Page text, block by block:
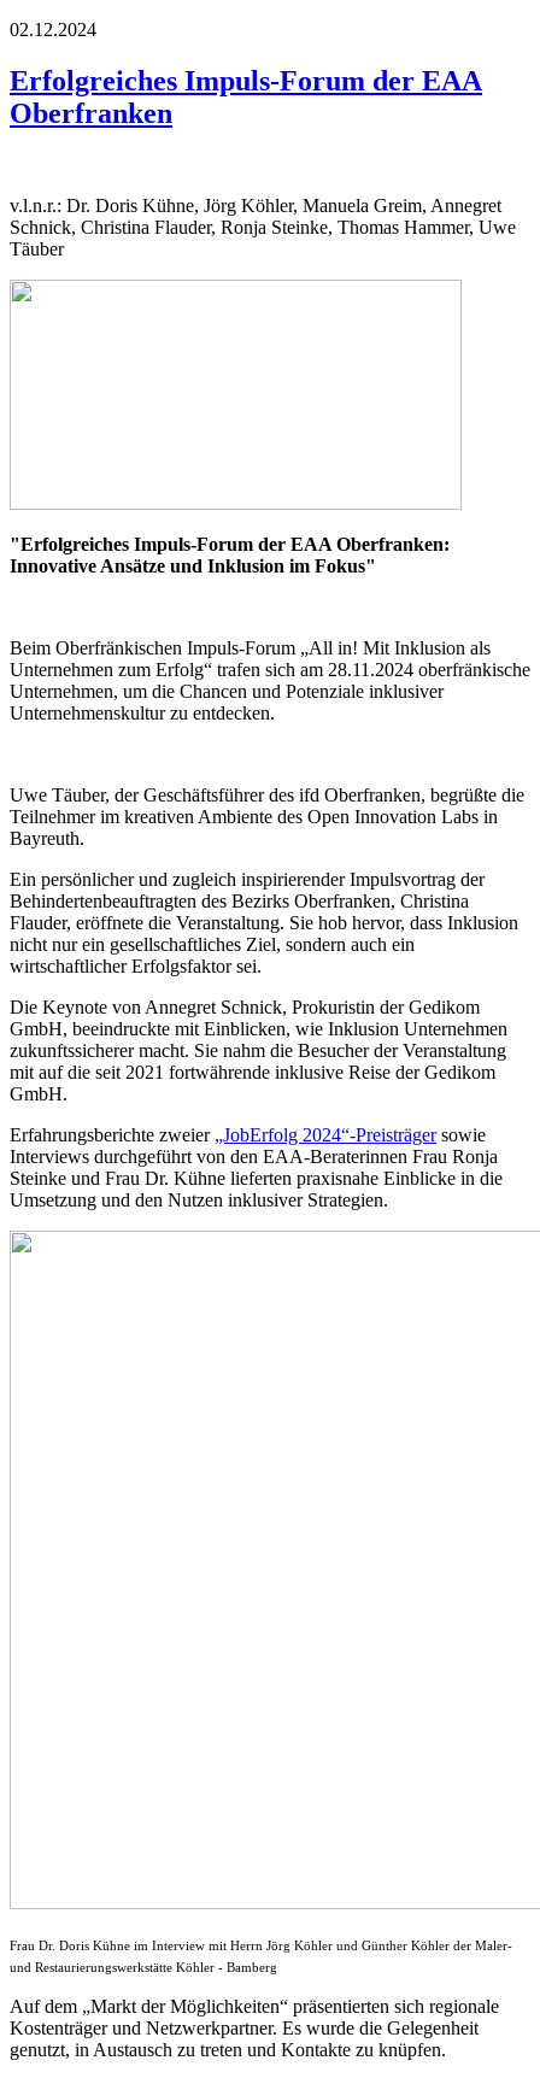
02.12.2024
Erfolgreiches Impuls-Forum der EAA
Oberfranken
v.l.n.r.: Dr. Doris Kühne, Jörg Köhler, Manuela Greim, Annegret
Schnick, Christina Flauder, Ronja Steinke, Thomas Hammer, Uwe
Täuber
"Erfolgreiches Impuls-Forum der EAA Oberfranken:
Innovative Ansätze und Inklusion im Fokus"
Beim Oberfränkischen Impuls-Forum „All in! Mit Inklusion als
Unternehmen zum Erfolg“ trafen sich am 28.11.2024 oberfränkische
Unternehmen, um die Chancen und Potenziale inklusiver
Unternehmenskultur zu entdecken.
Uwe Täuber, der Geschäftsführer des ifd Oberfranken, begrüßte die
Teilnehmer im kreativen Ambiente des Open Innovation Labs in
Bayreuth.
Ein persönlicher und zugleich inspirierender Impulsvortrag der
Behindertenbeauftragten des Bezirks Oberfranken, Christina
Flauder, eröffnete die Veranstaltung. Sie hob hervor, dass Inklusion
nicht nur ein gesellschaftliches Ziel, sondern auch ein
wirtschaftlicher Erfolgsfaktor sei.
Die Keynote von Annegret Schnick, Prokuristin der Gedikom
GmbH, beeindruckte mit Einblicken, wie Inklusion Unternehmen
zukunftssicherer macht. Sie nahm die Besucher der Veranstaltung
mit auf die seit 2021 fortwährende inklusive Reise der Gedikom
GmbH.
Erfahrungsberichte zweier „JobErfolg 2024“-Preisträgersowie
Interviews durchgeführt von den EAA-Beraterinnen Frau Ronja
Steinke und Frau Dr. Kühne lieferten praxisnahe Einblicke in die
Umsetzung und den Nutzen inklusiver Strategien.
Frau Dr. Doris Kühne im Interview mit Herrn Jörg Köhler und Günther Köhler der Maler-
und Restaurierungswerkstätte Köhler - Bamberg
Auf dem „Markt der Möglichkeiten“ präsentierten sich regionale
Kostenträger und Netzwerkpartner. Es wurde die Gelegenheit
genutzt, in Austausch zu treten und Kontakte zu knüpfen.